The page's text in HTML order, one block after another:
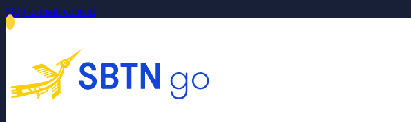
Skip to main content